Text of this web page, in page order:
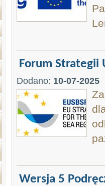
Forum Strategii
Dodano: 10-07-2025
Wersja 5